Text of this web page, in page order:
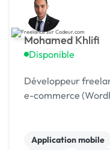
Mohamed Khlifi
Disponible
Développeur
e-commerce
Application mobile